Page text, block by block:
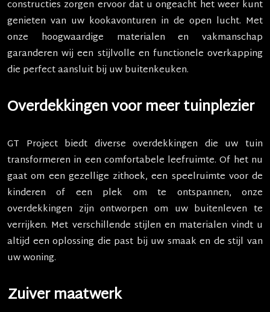
constructies zorgen ervoor dat u ongeacht het weer kunt
genieten van uw kookavonturen in de open lucht. Met
onze hoogwaardige materialen en vakmanschap
garanderen wij een stijlvolle en functionele overkapping
die perfect aansluit bij uw buitenkeuken.
Overdekkingen voor meer tuinplezier
GT Project biedt diverse overdekkingen die uw tuin
transformeren in een comfortabele leefruimte. Of het nu
gaat om een gezellige zithoek, een speelruimte voor de
kinderen of een plek om te ontspannen, onze
overdekkingen zijn ontworpen om uw buitenleven te
verrijken. Met verschillende stijlen en materialen vindt u
altijd een oplossing die past bij uw smaak en de stijl van
uw woning.
Zuiver maatwerk